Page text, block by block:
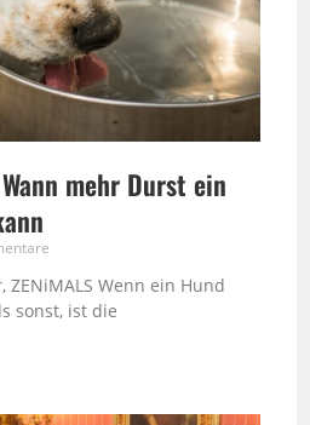
mehr Durst ein
ZENiMALS Wenn ein Hund
sonst, ist die